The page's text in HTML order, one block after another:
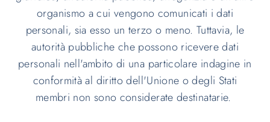
organismo a cui vengono comunicati i dati
personali, sia esso un terzo o meno. Tuttavia, le
autorità pubbliche che possono ricevere dati
personali nell'ambito di una particolare indagine in
conformità al diritto dell'Unione o degli Stati
membri non sono considerate destinatarie.